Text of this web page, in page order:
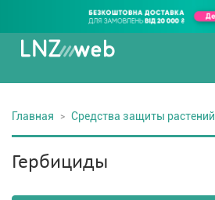
Главная Средства защиты растений
Гербициды